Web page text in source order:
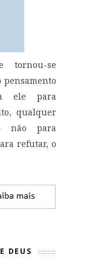
tornou-se
pensamento
a ele para
qualquer
não para
refutar, o
DEUS